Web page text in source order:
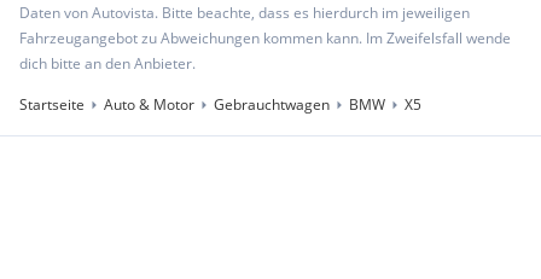
Daten von Autovista. Bitte beachte, dass es hierdurch im jeweiligen
Fahrzeugangebot zu Abweichungen kommen kann. Im Zweifelsfall wende
dich bitte an den Anbieter.
Startseite
Auto & Motor Gebrauchtwagen BMW X5